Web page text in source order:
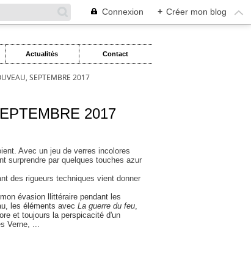
Connexion + Créer mon blog
Actualités Contact
SEPTEMBRE 2017
2017
Avec un jeu de verres incolores
surprendre par quelques touches azur
des rigueurs techniques vient donner
évasion llittéraire pendant les
les éléments avec La guerre du feu,
et toujours la perspicacité d'un
Verne, ...